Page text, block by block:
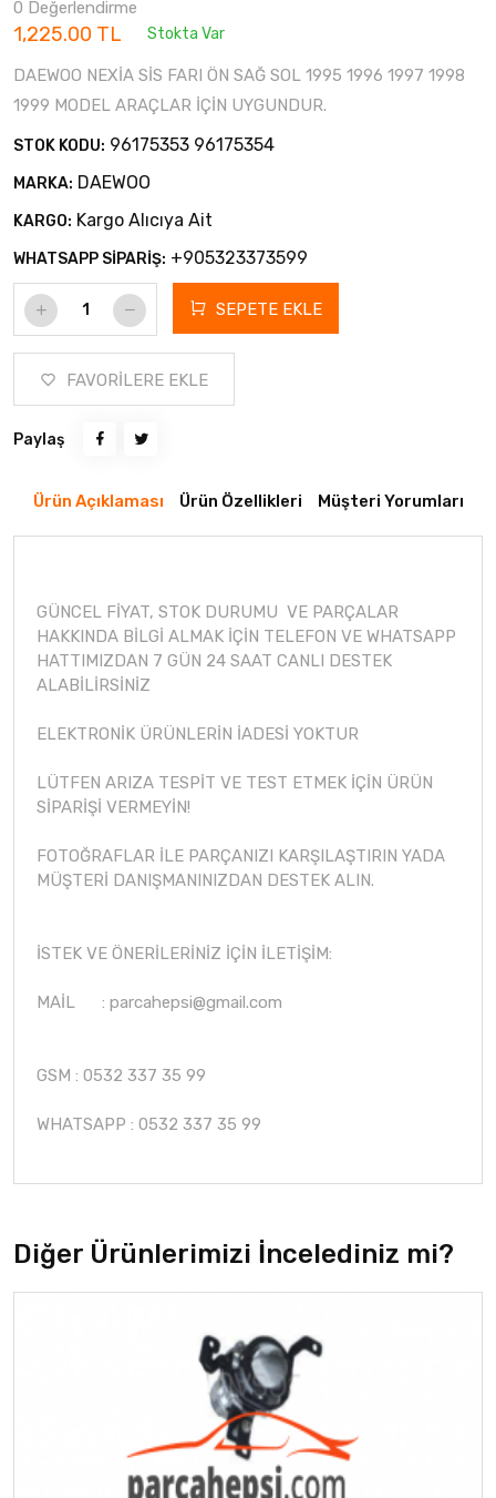
0 Değerlendirme
1,225.00 TL Stokta Var
DAEWOO NEXİA SİS FARI ÖN SAĞ SOL 1995 1996 1997 1998
1999 MODEL ARAÇLAR İÇİN UYGUNDUR.
STOK KODU: 96175353 96175354
MARKA: DAEWOO
KARGO: Kargo Alıcıya Ait
WHATSAPP SİPARİŞ: +905323373599
SEPETE EKLE
FAVORİLERE EKLE
Paylaş
Ürün Açıklaması Ürün Özellikleri Müşteri Yorumları
GÜNCEL FİYAT, STOK DURUMU VE PARÇALAR
HAKKINDA BİLGİ ALMAK İÇİN TELEFON VE WHATSAPP
HATTIMIZDAN 7 GÜN 24 SAAT CANLI DESTEK
ALABİLİRSİNİZ
ELEKTRONİK ÜRÜNLERİN İADESİ YOKTUR
LÜTFEN ARIZA TESPİT VE TEST ETMEK İÇİN ÜRÜN
SİPARİŞİ VERMEYİN!
FOTOĞRAFLAR İLE PARÇANIZI KARŞILAŞTIRIN YADA
MÜŞTERİ DANIŞMANINIZDAN DESTEK ALIN.
İSTEK VE ÖNERİLERİNİZ İÇİN İLETİŞİM:
MAİL : parcahepsi@gmail.com
GSM : 0532 337 35 99
WHATSAPP : 0532 337 35 99
Diğer Ürünlerimizi İncelediniz mi?